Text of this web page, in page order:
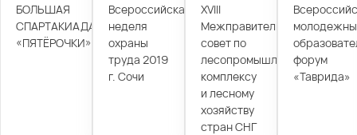
БОЛЬШАЯ
СПАРТАКИАДА
«ПЯТЁРОЧКИ»
Всероссийская
неделя
охраны
труда 2019
г. Сочи
XVIII
Межправительственный
совет по
лесопромышленному
комплексу
и лесному
хозяйству
стран СНГ
форум
«Таврида»